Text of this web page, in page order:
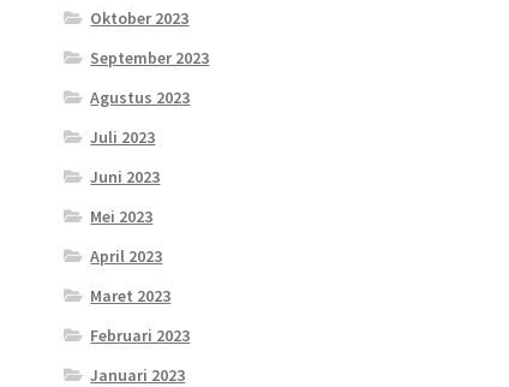
Oktober 2023
September 2023
Agustus 2023
Juli 2023
Juni 2023
Mei 2023
April 2023
Maret 2023
Februari 2023
Januari 2023